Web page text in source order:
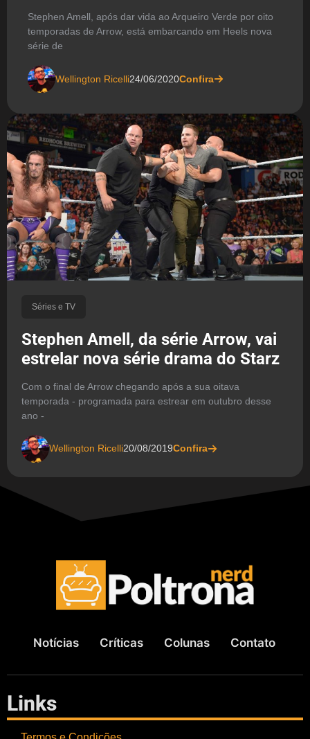
Stephen Amell, após dar vida ao Arqueiro Verde por oito
temporadas de Arrow, está embarcando em Heels nova
série de
Wellington Ricelli24/06/2020Confira
Séries e TV
Stephen Amell, da série Arrow, vai
estrelar nova série drama do Starz
Com o final de Arrow chegando após a sua oitava
temporada - programada para estrear em outubro desse
ano -
Wellington Ricelli20/08/2019Confira
Notícias Críticas Colunas Contato
Links